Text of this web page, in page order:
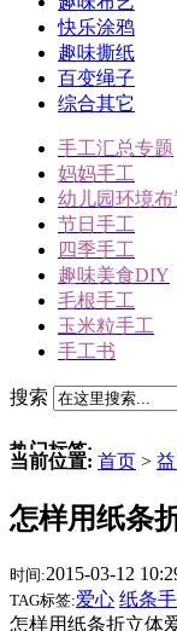
快乐涂鸦
趣味撕纸
百变绳子
综合其它
手工汇总专题
妈妈手工
幼儿园环境布
节日手工
四季手工
趣味美食DIY
毛根手工
玉米粒手工
手工书
搜索
热门标签:
三角插折纸
雪人
动物手工
圣诞节手工
当前位置: 首页 >
怎样用纸条
时间:2015-03-12
TAG标签:爱心 纸条
怎样用纸条折立体